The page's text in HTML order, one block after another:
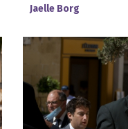
Jaelle Borg